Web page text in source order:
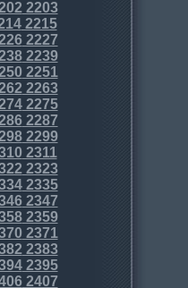
2203
2215
2227
2239
2251
2263
2275
2287
2299
2311
2323
2335
2347
2359
2371
2383
2395
2407